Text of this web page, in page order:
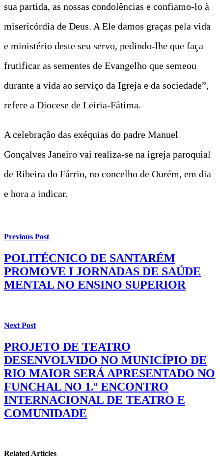
sua partida, as nossas condolências e confiamo-lo à
misericórdia de Deus. A Ele damos graças pela vida
e ministério deste seu servo, pedindo-lhe que faça
frutificar as sementes de Evangelho que semeou
durante a vida ao serviço da Igreja e da sociedade”,
refere a Diocese de Leiria-Fátima.
A celebração das exéquias do padre Manuel
Gonçalves Janeiro vai realiza-se na igreja paroquial
de Ribeira do Fárrio, no concelho de Ourém, em dia
e hora a indicar.
Previous Post
POLITÉCNICO DE SANTARÉM
PROMOVE I JORNADAS DE SAÚDE
MENTAL NO ENSINO SUPERIOR
Next Post
PROJETO DE TEATRO
DESENVOLVIDO NO MUNICÍPIO DE
RIO MAIOR SERÁ APRESENTADO NO
FUNCHAL NO 1.º ENCONTRO
INTERNACIONAL DE TEATRO E
COMUNIDADE
Related Articles